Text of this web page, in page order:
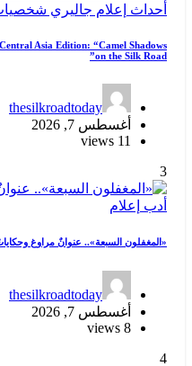
أحداث إعلام جاليري
Asia Edition: “Camel Shadows
on the Silk Road”
thesilkroadtoday
أغسطس 7, 2026
11 views
3
أدب إعلام
«المغفلون السبعة».. عنوانٌ مراوغ
thesilkroadtoday
أغسطس 7, 2026
8 views
4